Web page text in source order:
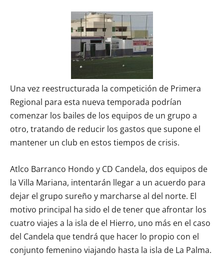
Una vez reestructurada la competición de Primera
Regional para esta nueva temporada podrían
comenzar los bailes de los equipos de un grupo a
otro, tratando de reducir los gastos que supone el
mantener un club en estos tiempos de crisis.
Atlco Barranco Hondo y CD Candela, dos equipos de
la Villa Mariana, intentarán llegar a un acuerdo para
dejar el grupo sureño y marcharse al del norte. El
motivo principal ha sido el de tener que afrontar los
cuatro viajes a la isla de el Hierro, uno más en el caso
del Candela que tendrá que hacer lo propio con el
conjunto femenino viajando hasta la isla de La Palma.